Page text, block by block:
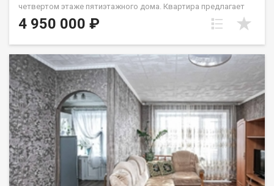
четвертом этаже пятиэтажного дома. Квартира предлагает
рациональную планировку с изолированными комнатами, что
создает условия для комфортного проживания семьи. Кухня
требует ремонта и представляет собой отличную основу для
создания современного жилого пространства под ваши
предпочтения. В подъезде выполнен современный
косметический ремонт. Ключевым преимуществом является
локация в развитом районе с полноценной инфраструктурой.
В пяти минутах ходьбы расположена школа, в пешей
доступности — детские сады «Теремок» и «Дельфин», а также
центр развития ребенка. Рядом с домом находятся
продуктовые магазины для ежедневных нужд. Микрорайон
обладает отличной транспортной доступностью,
обеспечивающей быструю связь с ключевыми районами
города. Это надежный и практичный вариант для
4 950 000 ₽